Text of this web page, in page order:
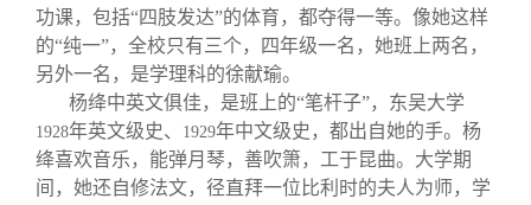
功课，包括“四肢发达”的体育，都夺得一等。像她这样
的“纯一”，全校只有三个，四年级一名，她班上两名，
另外一名，是学理科的徐献瑜。
杨绛中英文俱佳，是班上的“笔杆子”，东吴大学
1928年英文级史、 1929年中文级史，都出自她的手。杨
绛喜欢音乐，能弹月琴，善吹箫，工于昆曲。大学期
间，她还自修法文，径直拜一位比利时的夫人为师，学